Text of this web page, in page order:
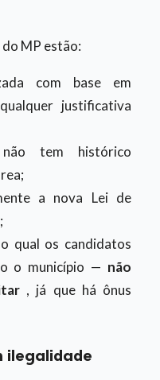
MP estão:
com base em
justificativa
tem histórico
a nova Lei de
qual os candidatos
o município — não
, já que há ônus
ilegalidade